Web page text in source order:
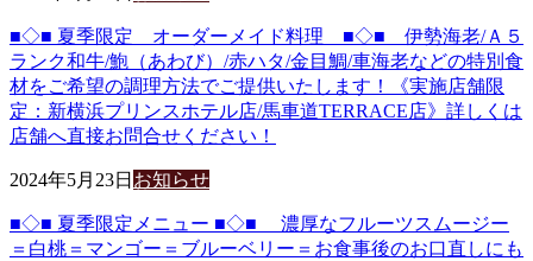
■◇■ 夏季限定 オーダーメイド料理 ■◇■ 伊勢海老/Ａ５
ランク和牛/鮑（あわび）/赤ハタ/金目鯛/車海老などの特別食
材をご希望の調理方法でご提供いたします！《実施店舗限
定：新横浜プリンスホテル店/馬車道TERRACE店》詳しくは
店舗へ直接お問合せください！
2024年5月23日 お知らせ
■◇■ 夏季限定メニュー ■◇■ 濃厚なフルーツスムージー
＝白桃＝マンゴー＝ブルーベリー＝お食事後のお口直しにも